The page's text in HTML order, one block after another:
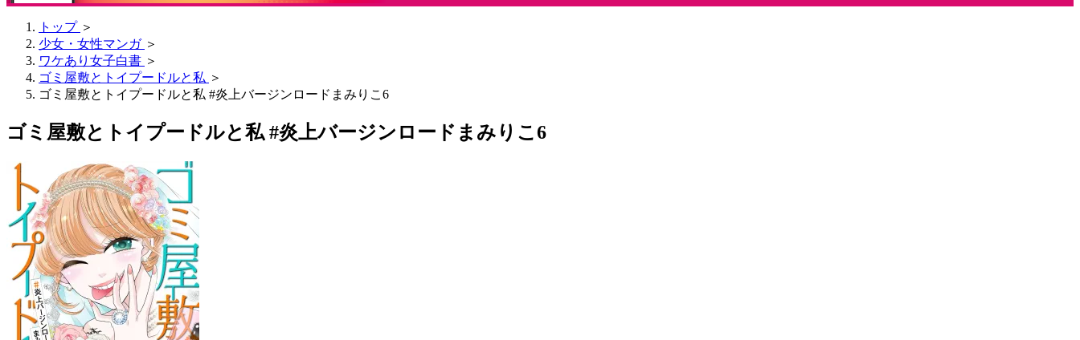
トップ ＞
少女・女性マンガ ＞
ワケあり女子白書 ＞
ゴミ屋敷とトイプードルと私 ＞
ゴミ屋敷とトイプードルと私 #炎上バージンロードまみりこ6
ゴミ屋敷とトイプードルと私 #炎上バージンロードまみりこ6